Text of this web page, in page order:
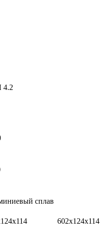
сплав
602х124х114